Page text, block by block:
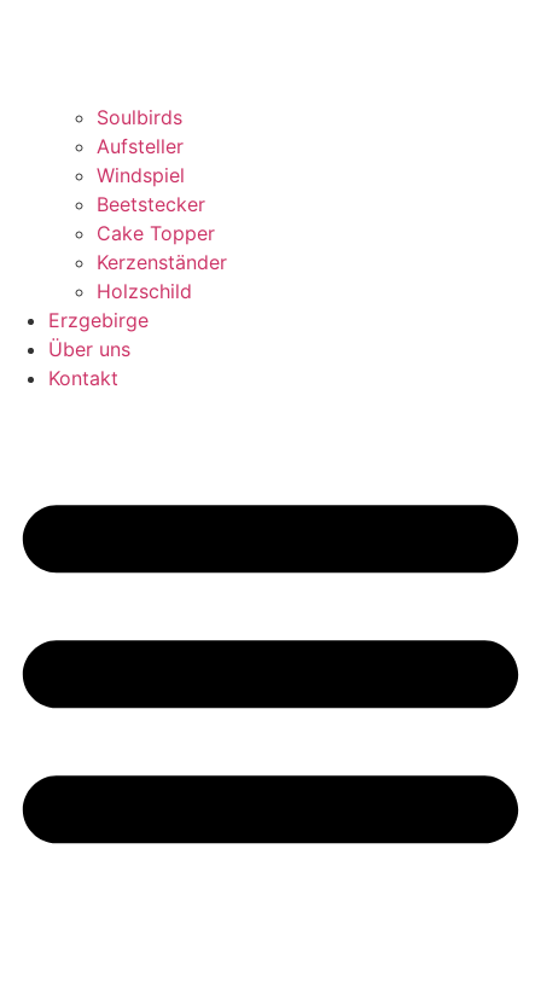
Soulbirds
Aufsteller
Windspiel
Beetstecker
Cake Topper
Kerzenständer
Holzschild
Erzgebirge
Über uns
Kontakt